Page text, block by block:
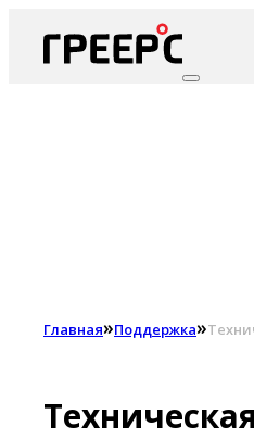
Главная»Поддержка»